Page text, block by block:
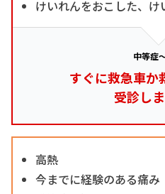
けいれんをおこした、け
中等症
すぐに救急車か
受診し
高熱
今までに経験のある痛み